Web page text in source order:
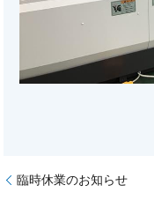
臨時休業のお知らせ